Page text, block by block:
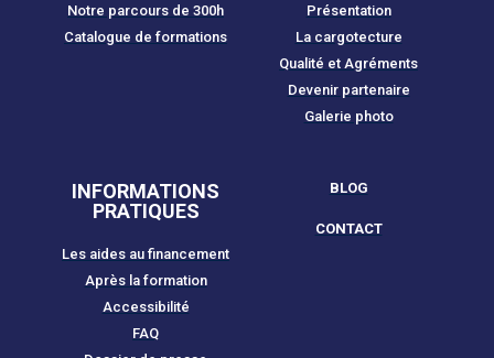
Notre parcours de 300h
Catalogue de formations
Présentation
La cargotecture
Qualité et Agréments
Devenir partenaire
Galerie photo
INFORMATIONS
PRATIQUES
Les aides au financement
Après la formation
Accessibilité
FAQ
BLOG
CONTACT